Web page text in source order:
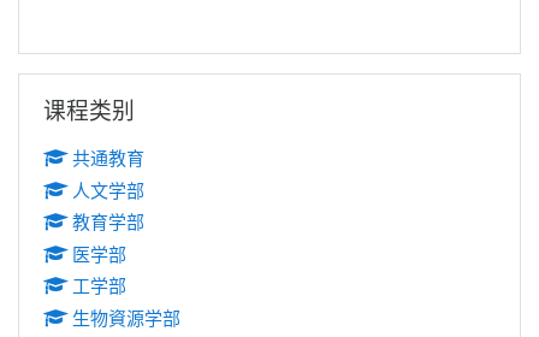
课程类别
共通教育
人文学部
教育学部
医学部
工学部
生物資源学部